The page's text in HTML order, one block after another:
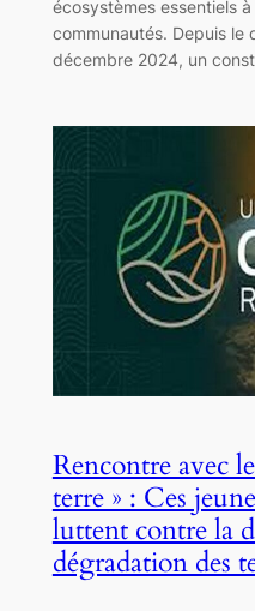
écosystèmes essentiels
communautés. Depuis le
décembre 2024, un
Rencontre avec
terre » : Ces
luttent contre la
dégradation des